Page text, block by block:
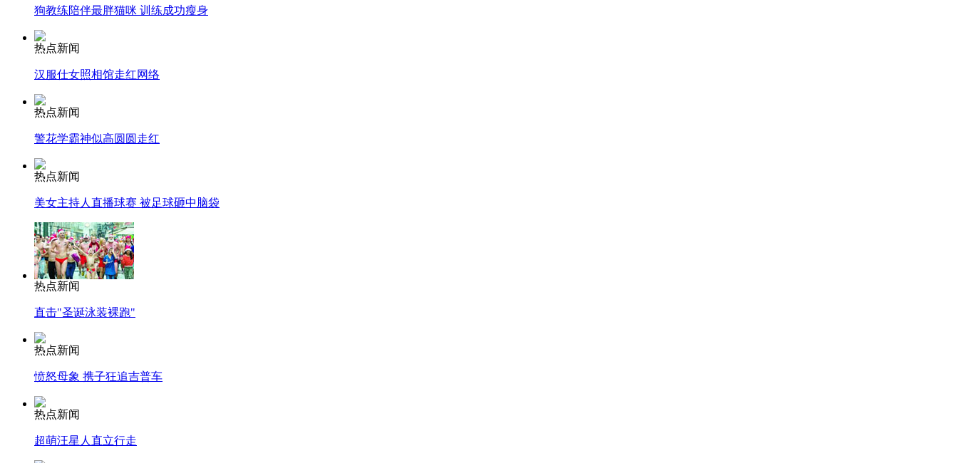
走！跟着总书记去植树
纽约上演“枕头大战”
狗教练陪伴最胖猫咪 训练成功瘦身
热点新闻
汉服仕女照相馆走红网络
热点新闻
警花学霸神似高圆圆走红
热点新闻
美女主持人直播球赛 被足球砸中脑袋
热点新闻
直击"圣诞泳装裸跑"
热点新闻
愤怒母象 携子狂追吉普车
热点新闻
超萌汪星人直立行走